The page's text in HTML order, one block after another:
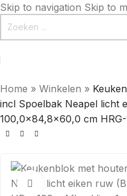
Skip to navigation Skip to
Home » Winkelen »
incl Spoelbak Neapel licht
100,0×84,8×60,0 cm HRG-
Click to enlarge